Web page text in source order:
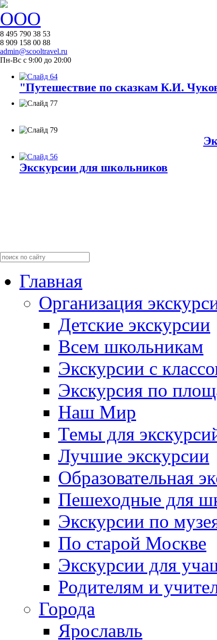
8 495 790 38 53
8 909 158 00 88
admin@scooltravel.ru
Пн-Вс с 9:00 до 20:00
"Путешествие по сказкам К.И.
Экскурсии для школьников
Главная
Организация
Детские экскурсии
Всем школьникам
Экскурсии c
Экскурсия по
Наш Мир
Темы для
Лучшие экскурсии
Образовательная
Пешеходные для
Экскурсии по
По старой Москве
Экскурсии для
Родителям и
Города
Ярославль